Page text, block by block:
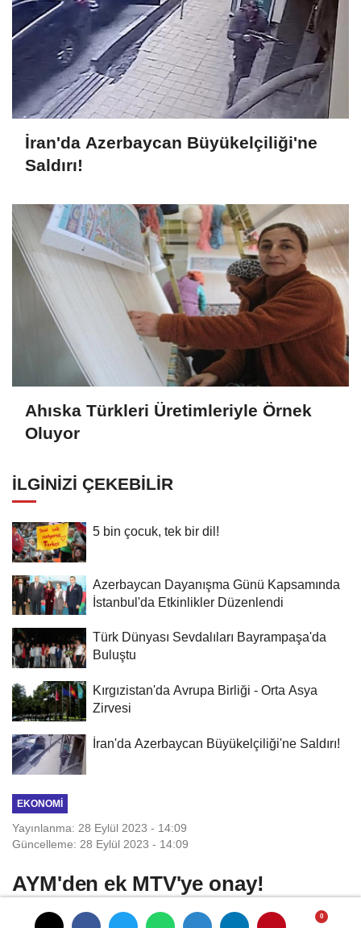
İran'da Azerbaycan Büyükelçiliği'ne
Saldırı!
Ahıska Türkleri Üretimleriyle Örnek
Oluyor
İLGINIZI ÇEKEBILIR
5 bin çocuk, tek bir dil!
Azerbaycan Dayanışma Günü Kapsamında
İstanbul'da Etkinlikler Düzenlendi
Türk Dünyası Sevdalıları Bayrampaşa'da
Buluştu
Kırgızistan'da Avrupa Birliği - Orta Asya
Zirvesi
İran'da Azerbaycan Büyükelçiliği'ne Saldırı!
EKONOMI
Yayınlanma: 28 Eylül 2023 - 14:09
Güncelleme: 28 Eylül 2023 - 14:09
AYM'den ek MTV'ye onay!